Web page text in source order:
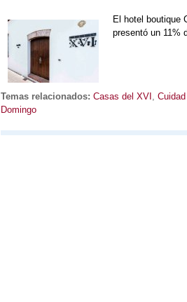
El hotel boutique
presentó un 11%
Temas relacionados: Casas del XVI ,
Domingo